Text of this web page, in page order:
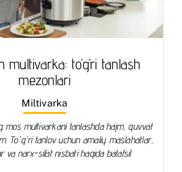
multivarka: to’g’ri tanlash
mezonlari
Miltivarka
mos multivarkani tanlashda hajm, quvvat
To'g'ri tanlov uchun amaliy maslahatlar,
va narx-sifat nisbati haqida batafsil